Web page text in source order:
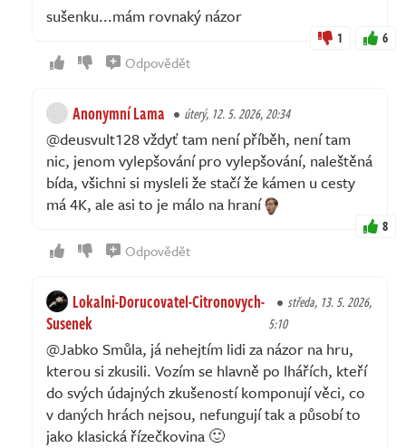
sušenku...mám rovnaký názor
1 6
Odpovědět
Anonymní Lama úterý, 12. 5. 2026, 20:34
@deusvult128 vždyť tam není příběh, není tam
nic, jenom vylepšování pro vylepšování, naleštěná
bída, všichni si mysleli že stačí že kámen u cesty
má 4K, ale asi to je málo na hraní
8
Odpovědět
Lokalni-Dorucovatel-Citronovych-
Susenek
středa, 13. 5. 2026,
5:10
@Jabko Smůla, já nehejtím lidi za názor na hru,
kterou si zkusili. Vozím se hlavně po lhářích, kteří
do svých údajných zkušeností komponují věci, co
v daných hrách nejsou, nefungují tak a působí to
jako klasická řízečkovina 🙂